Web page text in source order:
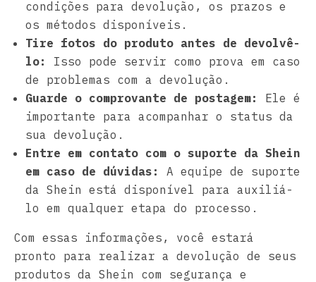
condições para devolução, os prazos e
os métodos disponíveis.
Tire fotos do produto antes de devolvê-
lo:
Isso pode servir como prova em caso
de problemas com a devolução.
Guarde o comprovante de postagem:
Ele é
importante para acompanhar o status da
sua devolução.
Entre em contato com o suporte da Shein
em caso de dúvidas:
A equipe de suporte
da Shein está disponível para auxiliá-
lo em qualquer etapa do processo.
Com essas informações, você estará
pronto para realizar a devolução de seus
produtos da Shein com segurança e